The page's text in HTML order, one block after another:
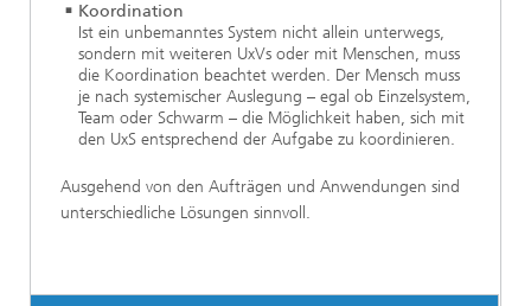
Koordination
Ist ein unbemanntes System nicht allein unterwegs,
sondern mit weiteren UxVs oder mit Menschen, muss
die Koordination beachtet werden. Der Mensch muss
je nach systemischer Auslegung – egal ob Einzelsystem,
Team oder Schwarm – die Möglichkeit haben, sich mit
den UxS entsprechend der Aufgabe zu koordinieren.
Ausgehend von den Aufträgen und Anwendungen sind
unterschiedliche Lösungen sinnvoll.